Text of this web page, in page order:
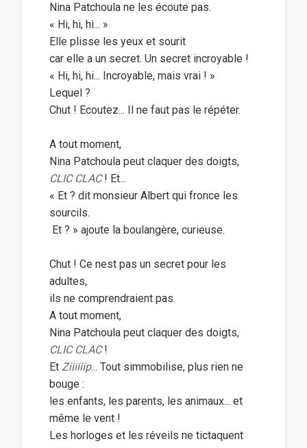
Nina Patchoula ne les écoute pas.
« Hi, hi, hi... »
Elle plisse les yeux et sourit
car elle a un secret. Un secret incroyable !
« Hi, hi, hi... Incroyable, mais vrai ! »
Lequel ?
Chut ! Ecoutez... Il ne faut pas le répéter.
A tout moment,
Nina Patchoula peut claquer des doigts,
CLIC CLAC! Et...
« Et ? dit monsieur Albert qui fronce les
sourcils.
 Et ? » ajoute la boulangère, curieuse.
Chut ! Ce nest pas un secret pour les
adultes,
ils ne comprendraient pas.
A tout moment,
Nina Patchoula peut claquer des doigts,
CLIC CLAC!
Et Ziiiiiip... Tout simmobilise, plus rien ne
bouge :
les enfants, les parents, les animaux... et
même le vent !
Les horloges et les réveils ne tictaquent